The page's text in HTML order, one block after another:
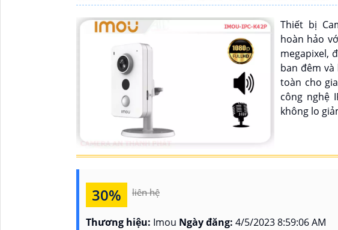
Thiết bị
hoàn hảo
megapixel,
ban đêm
toàn cho
công nghệ
không lo
30% liên hệ
Thương hiệu: Imou Ngày đăng: 4/5/2023 8:59:06 AM